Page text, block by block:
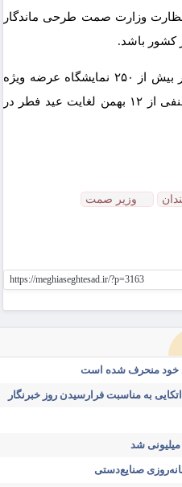
وزارت صمت طرحی ماندگار
کشور باشد.
گفتنی است این طرح با حضور بیش از ۲۵۰ نمایشگاه عرضه ویژه
کالا و بیش از ۲۰ هزار واحد صنفی از ۱۲ بهمن لغایت عید فطر در
وزیر صمت
https://meghiaseghtesad.ir/?p=3163
خود منحرف شده است
به مناسبت فرارسیدن روز خبرنگار